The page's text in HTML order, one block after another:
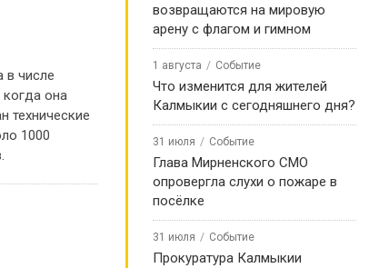
в числе
когда она
технические
1000
возвращаются на мировую
арену с флагом и гимном
1 августа Событие
Что изменится для жителей
Калмыкии с сегодняшнего дня?
31 июля Событие
Глава Мирненского СМО
опровергла слухи о пожаре в
посёлке
31 июля Событие
Прокуратура Калмыкии